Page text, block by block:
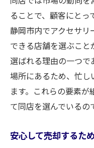
ることで、顧客にとっ
静岡市内でアクセサ
できる店舗を選ぶこと
選ばれる理由の一つ
場所にあるため、忙し
ます。これらの要素
て同店を選んでいるの
安心して売却するた